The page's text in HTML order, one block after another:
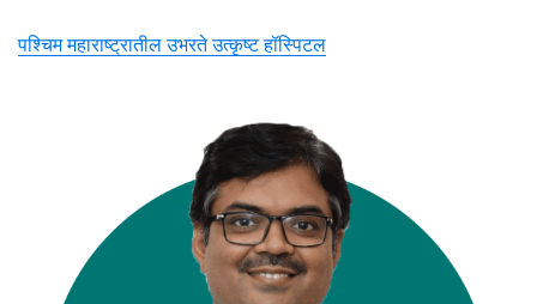
पश्चिम महाराष्ट्रातील उभरते उत्कृष्ट हॉस्पिटल